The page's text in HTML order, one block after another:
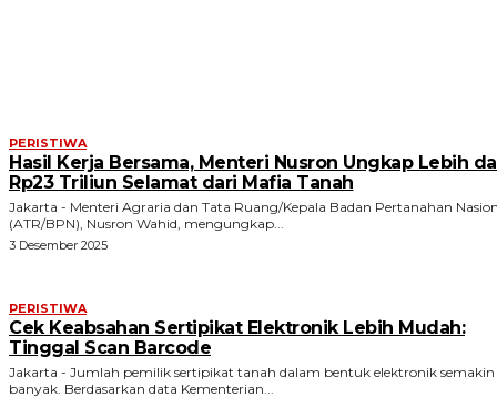
PERISTIWA
Hasil Kerja Bersama, Menteri Nusron Ungkap Lebih
Rp23 Triliun Selamat dari Mafia Tanah
Jakarta - Menteri Agraria dan Tata Ruang/Kepala Badan Pertanahan
(ATR/BPN), Nusron Wahid, mengungkap...
3 Desember 2025
PERISTIWA
Cek Keabsahan Sertipikat Elektronik Lebih Mudah:
Tinggal Scan Barcode
Jakarta - Jumlah pemilik sertipikat tanah dalam bentuk elektronik semakin
banyak. Berdasarkan data Kementerian...